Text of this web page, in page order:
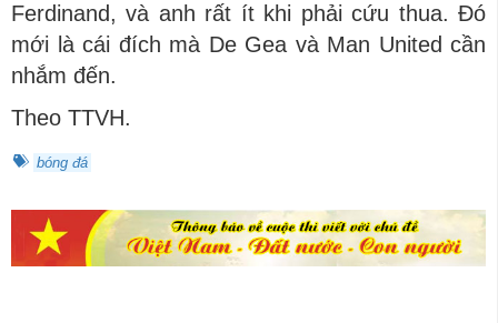
Ferdinand, và anh rất ít khi phải cứu thua. Đó
mới là cái đích mà De Gea và Man United cần
nhắm đến.
Theo TTVH.
bóng đá